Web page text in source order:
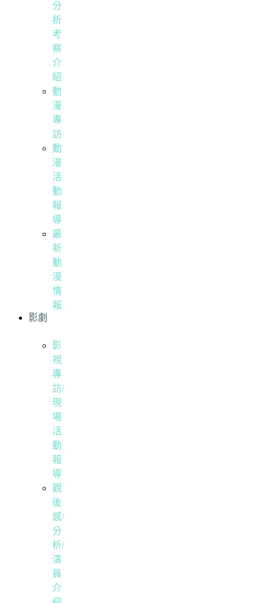
分
析
考
察
介
紹
動
漫
專
訪
動
漫
活
動
報
導
最
新
動
漫
情
報
影劇
影
視
專
訪/
現
場
活
動
報
導
觀
後
感/
分
析/
演
員
介